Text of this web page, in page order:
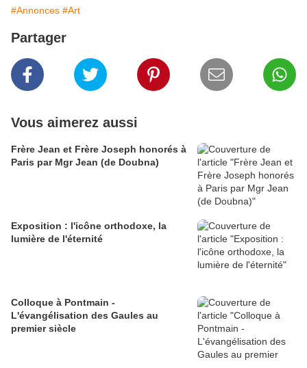
#Annonces #Art
Partager
Vous aimerez aussi
Frère Jean et Frère Joseph honorés à
Paris par Mgr Jean (de Doubna)
Exposition : l'icône orthodoxe, la
lumière de l'éternité
Colloque à Pontmain -
L'évangélisation des Gaules au
premier siècle